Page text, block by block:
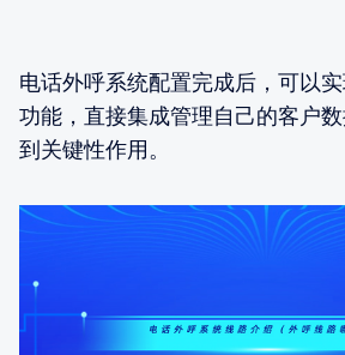
电话外呼系统配置完成后，可以
功能，直接集成管理自己的客户
到关键性作用。